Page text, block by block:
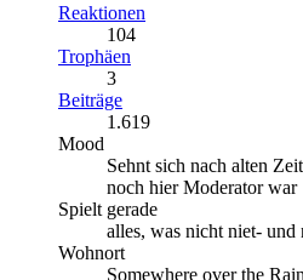
Reaktionen
104
Trophäen
3
Beiträge
1.619
Mood
Sehnt sich nach alten
noch hier Moderator war
Spielt gerade
alles, was nicht niet- und
Wohnort
Somewhere over the